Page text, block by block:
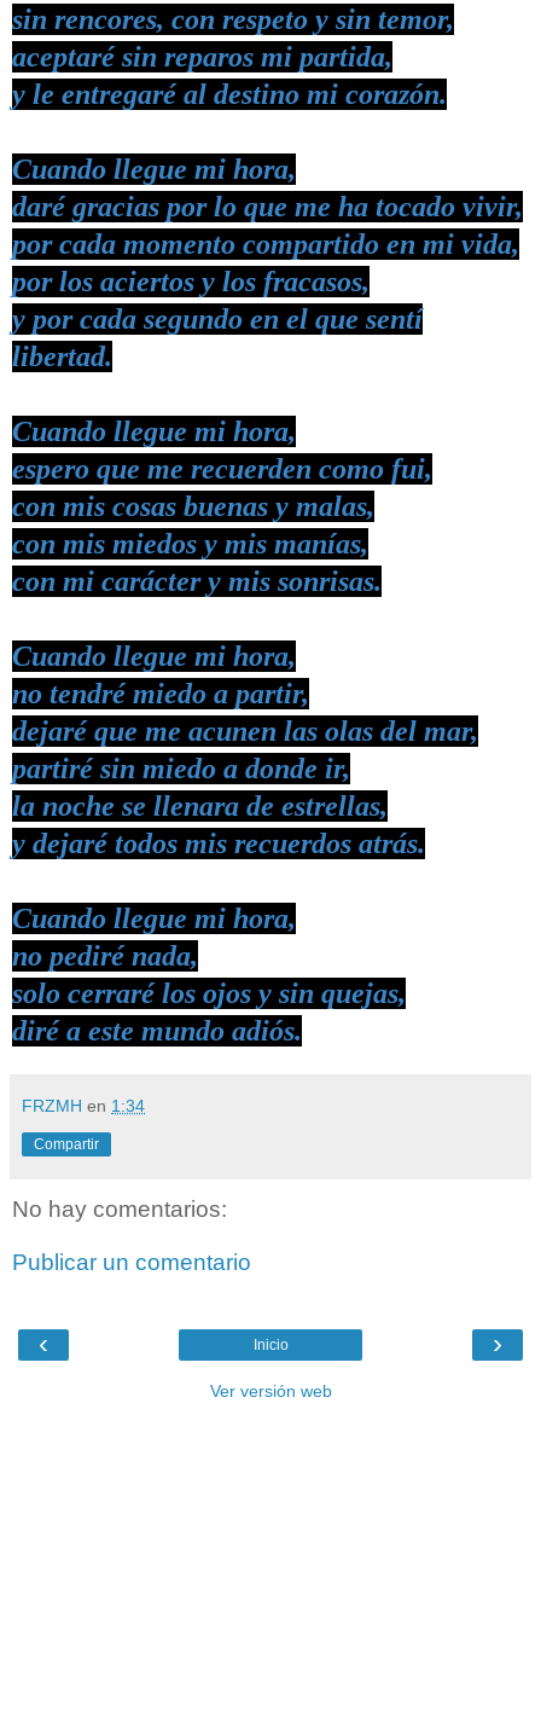
sin rencores, con respeto y sin temor,
aceptaré sin reparos mi partida,
y le entregaré al destino mi corazón.
Cuando llegue mi hora,
daré gracias por lo que me ha tocado vivir,
por cada momento compartido en mi vida,
por los aciertos y los fracasos,
y por cada segundo en el que sentí
libertad.
Cuando llegue mi hora,
espero que me recuerden como fui,
con mis cosas buenas y malas,
con mis miedos y mis manías,
con mi carácter y mis sonrisas.
Cuando llegue mi hora,
no tendré miedo a partir,
dejaré que me acunen las olas del mar,
partiré sin miedo a donde ir,
la noche se llenara de estrellas,
y dejaré todos mis recuerdos atrás.
Cuando llegue mi hora,
no pediré nada,
solo cerraré los ojos y sin quejas,
diré a este mundo adiós.
FRZMH en 1:34
Compartir
No hay comentarios:
Publicar un comentario
‹ ›
Inicio
Ver versión web